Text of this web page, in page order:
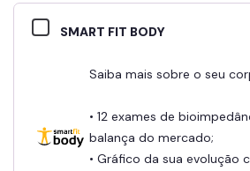
SMART FIT BODY
Saiba mais sobre o seu
• 12 exames de
balança do mercado;
• Gráfico da sua evolução